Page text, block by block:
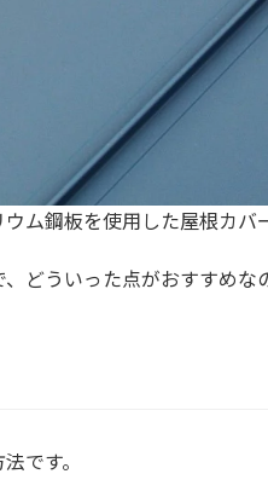
ム鋼板を使用した屋根カバ
どういった点がおすすめな
です。